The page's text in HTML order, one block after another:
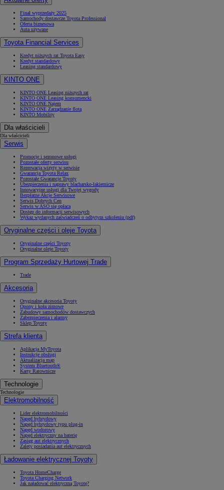
Finał wyprzedaży 2025
Samochody dostawcze Toyota Professional
Oferta biznesowa
Auta używane
Toyota Financial Services
Kredyt niższych rat Toyota Easy
Kredyt standardowy
Leasing standardowy
KINTO ONE
KINTO ONE Leasing niższych rat
KINTO ONE Leasing konsumencki
KINTO ONE Najem
KINTO ONE Zarządzanie flotą
KINTO Mobility
Dla właścicieli
Dla właścicieli
Serwis
Promocje i sezonowe usługi
Pozostałe oferty serwisu
Rezerwacja wizyty w serwisie
Gwarancja Toyota Relax
Pozostałe Gwarancje Toyoty
Ubezpieczenia i naprawy blacharsko-lakiernicze
Innowacyjne usługi dla Twojej wygody
Bezpłatne Akcje Serwisowe
Serwis Dobrych Cen
Serwis w ASO się opłaca
Dostęp do informacji serwisowych
Wykaz wydanych zaświadczeń o odbytym szkoleniu (pdf)
Oryginalne części i oleje Toyota
Oryginalne części Toyoty
Oryginalne oleje Toyoty
Program Sprzedaży Hurtowej Trade
Trade
Akcesoria
Oryginalne akcesoria Toyoty
Opony i koła zimowe
Zabudowy samochodów dostawczych
Zabezpieczenia i alarmy
Sklep Toyoty
Strefa klienta
Aplikacja MyToyota
Instrukcje obsługi
Aktualizacja map
System Bluetooth®
Karty Ratownicze
Technologie
Technologie
Elektromobilność
Lider elektromobilności
Napęd hybrydowy
Napęd hybrydowy typu plug-in
Napęd wodorowy
Napęd elektryczny na baterię
Zasięg aut elektrycznych
Zalety posiadania aut elektrycznych
Ładowanie elektrycznej Toyoty
Toyota HomeCharge
Toyota Charging Network
Jak naładować elektryczną Toyotę?